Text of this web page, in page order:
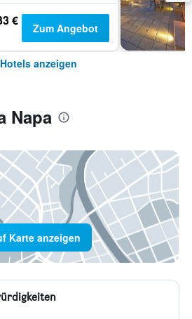
€ Zum Angebot
anzeigen
Napa
Karte anzeigen